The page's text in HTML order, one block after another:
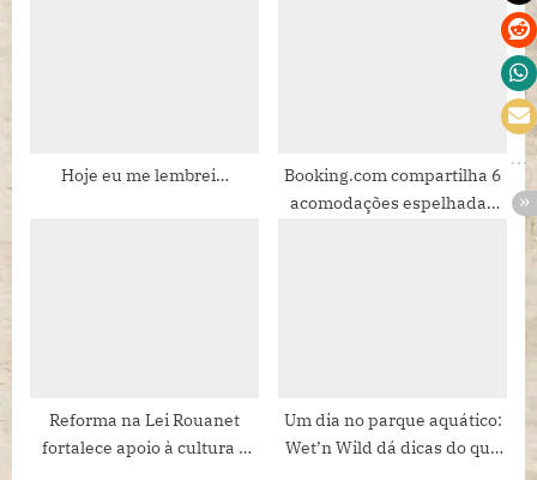
Hoje eu me lembrei…
Booking.com compartilha 6
acomodações espelhadas
Reforma na Lei Rouanet
fortalece apoio à cultura e
Um dia no parque aquático:
Wet’n Wild dá dicas do que